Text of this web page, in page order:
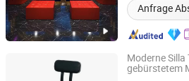
Anfrage
Moderne Silla
gebürstetem
Foshan Hoping Furniture Co., Ltd.